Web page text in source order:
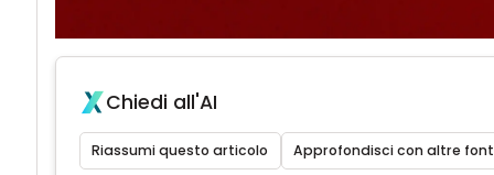
Chiedi all'AI
Riassumi questo articolo Approfondisci con altre